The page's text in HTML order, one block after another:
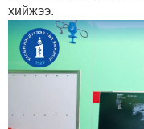
хийжээ.